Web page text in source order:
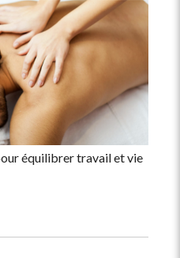
équilibrer travail et vie